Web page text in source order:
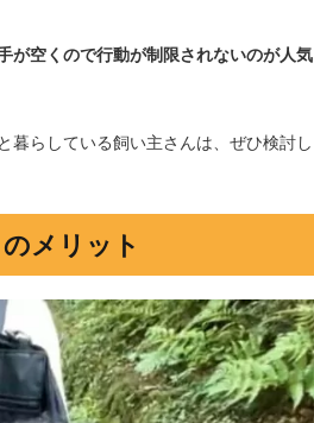
が空くので行動が制限されないのが人気
暮らしている飼い主さんは、ぜひ検討し
メリット